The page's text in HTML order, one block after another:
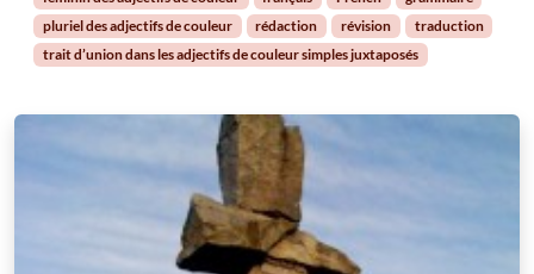
pluriel des adjectifs de couleur
rédaction révision
traduction
trait d’union dans les adjectifs de couleur simples juxtaposés